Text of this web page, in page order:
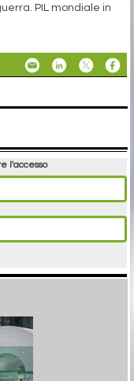
PIL mondiale in
l'accesso